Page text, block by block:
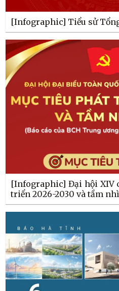
[Infographic] Tiểu sử
[Infographic] Đại hội XIV
triển 2026-2030 và tầm